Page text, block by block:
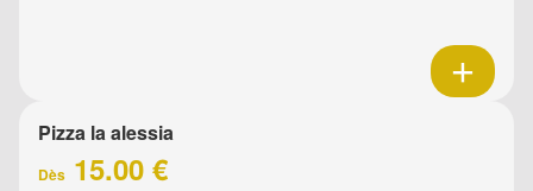
Pizza la alessia
Dès 15.00 €